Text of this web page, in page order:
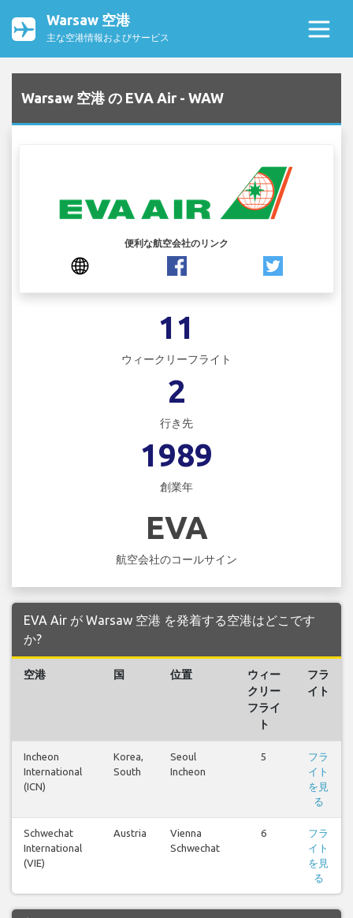
Warsaw 空港
主な空港情報およびサービス
Warsaw 空港 の EVA Air - WAW
便利な航空会社のリンク
11
ウィークリーフライト
2
行き先
1989
創業年
EVA
航空会社のコールサイン
EVA Air が Warsaw 空港 を発着する空港はどこです
か?
空港 国 位置
ウィー
クリー
フライ
ト
フラ
イト
Incheon
International
(ICN)
Korea,
South
Seoul
Incheon
5
フラ
イト
を見
る
Schwechat
International
(VIE)
Austria
Vienna
Schwechat
6
フラ
イト
を見
る